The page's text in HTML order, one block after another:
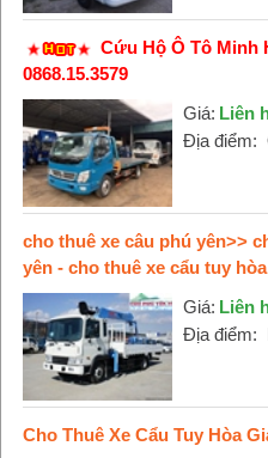
Cứu Hộ Ô Tô Minh
0868.15.3579
Giá: Liên
Địa điểm:
cho thuê xe câu phú yên>>
yên - cho thuê xe cẩu tuy
Giá: Liên
Địa điểm:
Cho Thuê Xe Cẩu Tuy Hòa